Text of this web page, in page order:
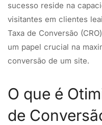
sucesso reside na
visitantes em clientes
Taxa de Conversão
um papel crucial na
conversão de um site.
O que é
de